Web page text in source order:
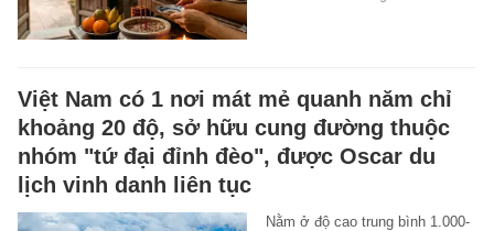
Việt Nam có 1 nơi mát mẻ quanh năm chỉ
khoảng 20 độ, sở hữu cung đường thuộc
nhóm "tứ đại đỉnh đèo", được Oscar du
lịch vinh danh liên tục
Nằm ở độ cao trung bình 1.000-